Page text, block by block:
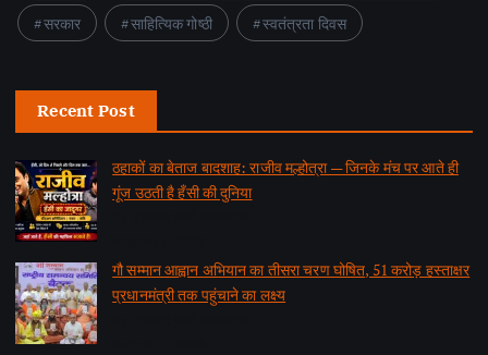
सरकार
साहित्यिक गोष्ठी स्वतंत्रता दिवस
Recent Post
ठहाकों का बेताज बादशाह: राजीव मल्होत्रा — जिनके मंच पर आते ही
गूंज उठती है हँसी की दुनिया
गौ सम्मान आह्वान अभियान का तीसरा चरण घोषित, 51 करोड़ हस्ताक्षर
प्रधानमंत्री तक पहुंचाने का लक्ष्य